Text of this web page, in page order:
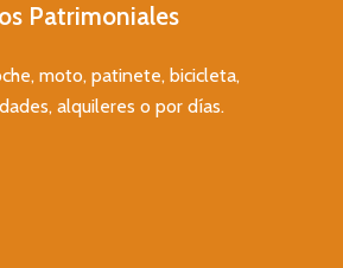
Patrimoniales
moto, patinete, bicicleta,
alquileres o por días.